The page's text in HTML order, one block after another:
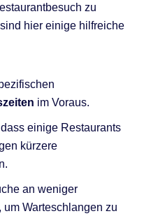
zu
hier einige hilfreiche
im Voraus.
einige Restaurants
kürzere
an weniger
Warteschlangen zu